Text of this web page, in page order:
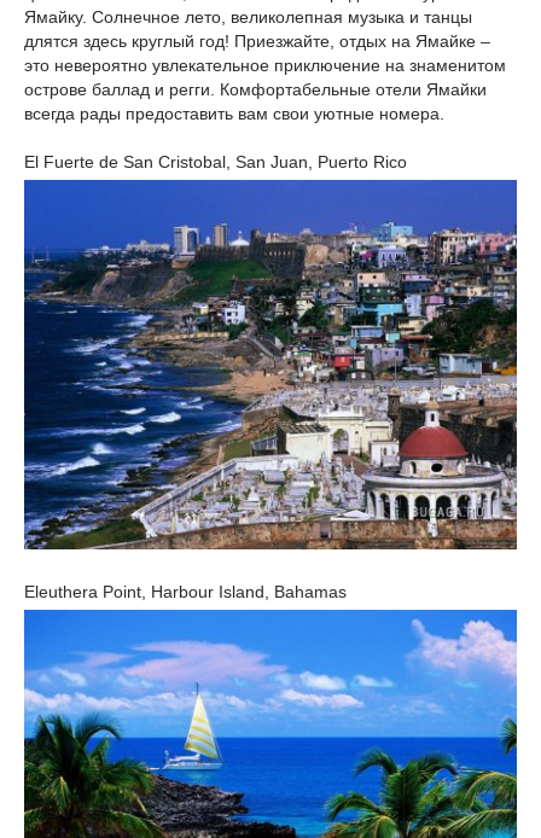
Ямайку. Солнечное лето, великолепная музыка и танцы
длятся здесь круглый год! Приезжайте, отдых на Ямайке –
это невероятно увлекательное приключение на знаменитом
острове баллад и регги. Комфортабельные отели Ямайки
всегда рады предоставить вам свои уютные номера.
El Fuerte de San Cristobal, San Juan, Puerto Rico
Eleuthera Point, Harbour Island, Bahamas